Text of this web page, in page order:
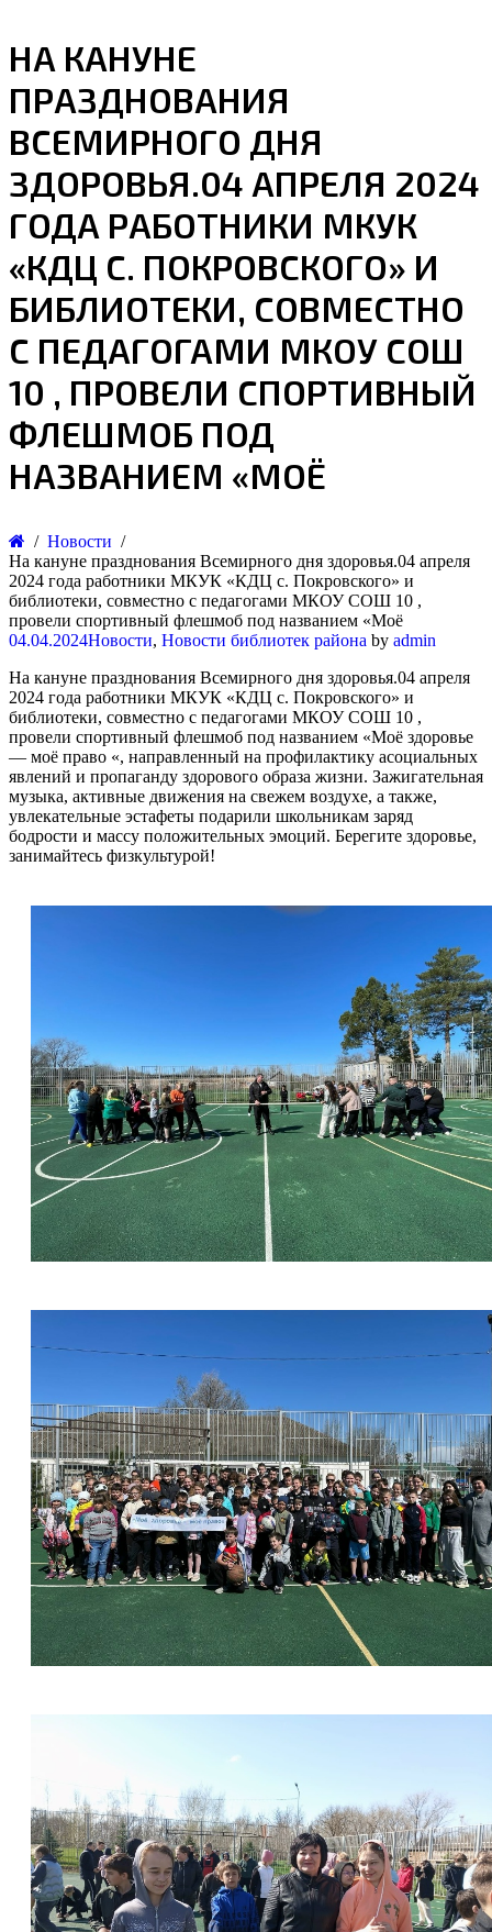
НА КАНУНЕ
ПРАЗДНОВАНИЯ
ВСЕМИРНОГО ДНЯ
ЗДОРОВЬЯ.04 АПРЕЛЯ 2024
ГОДА РАБОТНИКИ МКУК
«КДЦ С. ПОКРОВСКОГО» И
БИБЛИОТЕКИ, СОВМЕСТНО
С ПЕДАГОГАМИ МКОУ СОШ
10 , ПРОВЕЛИ СПОРТИВНЫЙ
ФЛЕШМОБ ПОД
НАЗВАНИЕМ «МОЁ
Новости
На кануне празднования Всемирного дня здоровья.04 апреля
2024 года работники МКУК «КДЦ с. Покровского» и
библиотеки, совместно с педагогами МКОУ СОШ 10 ,
провели спортивный флешмоб под названием «Моё
04.04.2024Новости, Новости библиотек района by admin
На кануне празднования Всемирного дня здоровья.04 апреля
2024 года работники МКУК «КДЦ с. Покровского» и
библиотеки, совместно с педагогами МКОУ СОШ 10 ,
провели спортивный флешмоб под названием «Моё здоровье
— моё право «, направленный на профилактику асоциальных
явлений и пропаганду здорового образа жизни. Зажигательная
музыка, активные движения на свежем воздухе, а также,
увлекательные эстафеты подарили школьникам заряд
бодрости и массу положительных эмоций. Берегите здоровье,
занимайтесь физкультурой!